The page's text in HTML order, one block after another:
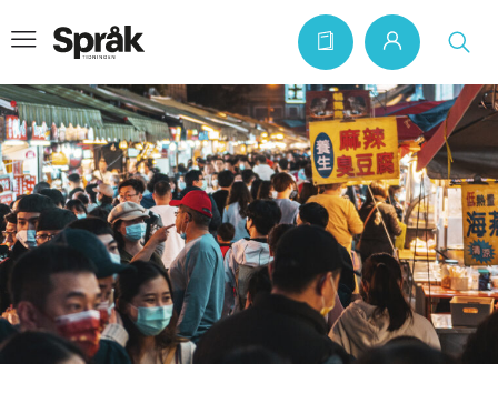
Hem
Artiklar
Krönikor
Språkfrågor
Skrivtips